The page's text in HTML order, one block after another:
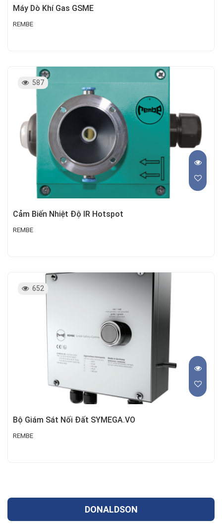
Máy Dò Khí Gas GSME
REMBE
587
Cảm Biến Nhiệt Độ IR Hotspot
REMBE
652
Bộ Giám Sát Nối Đất SYMEGA.VO
REMBE
DONALDSON